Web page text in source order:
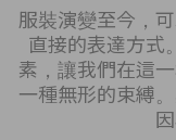
服裝演變至今，
直接的表達方式
素，讓我們在這
一種無形的束縛